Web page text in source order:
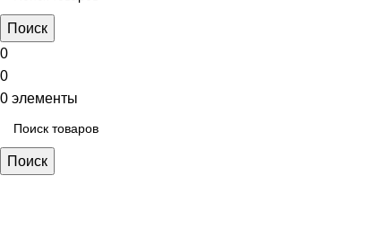
Поиск
0
0
0 элементы
Поиск